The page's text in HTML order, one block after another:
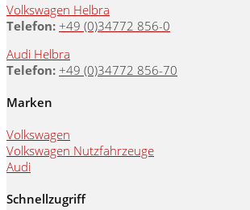
Volkswagen Helbra
Telefon: +49 (0)34772 856-0
Audi Helbra
Telefon: +49 (0)34772 856-70
Marken
Volkswagen
Volkswagen Nutzfahrzeuge
Audi
Schnellzugriff